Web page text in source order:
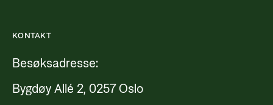
KONTAKT
Besøksadresse:
Bygdøy Allé 2, 0257 Oslo